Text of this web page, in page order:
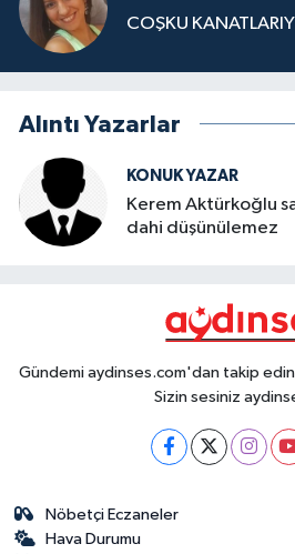
COŞKU
Alıntı Yazarlar
KONUK YAZAR
Kerem Aktürkoğlu
dahi düşünülemez
Gündemi aydinses.com'dan takip edin
Sizin sesiniz
Nöbetçi Eczaneler
Hava Durumu